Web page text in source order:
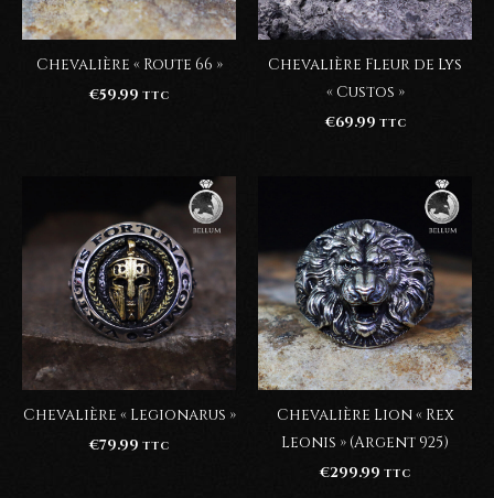
Chevalière « Route 66 »
€59.99 TTC
Chevalière Fleur de Lys
« Custos »
€69.99 TTC
Chevalière « Legionarus »
€79.99 TTC
Chevalière Lion « Rex
Leonis » (Argent 925)
€299.99 TTC